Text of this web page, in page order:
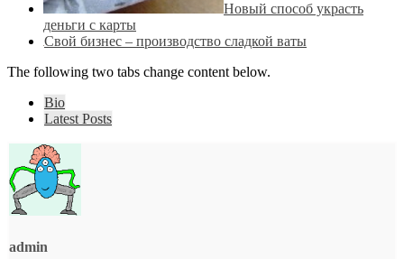
Новый способ украсть
деньги с карты
Свой бизнес – производство сладкой ваты
The following two tabs change content below.
Bio
Latest Posts
admin